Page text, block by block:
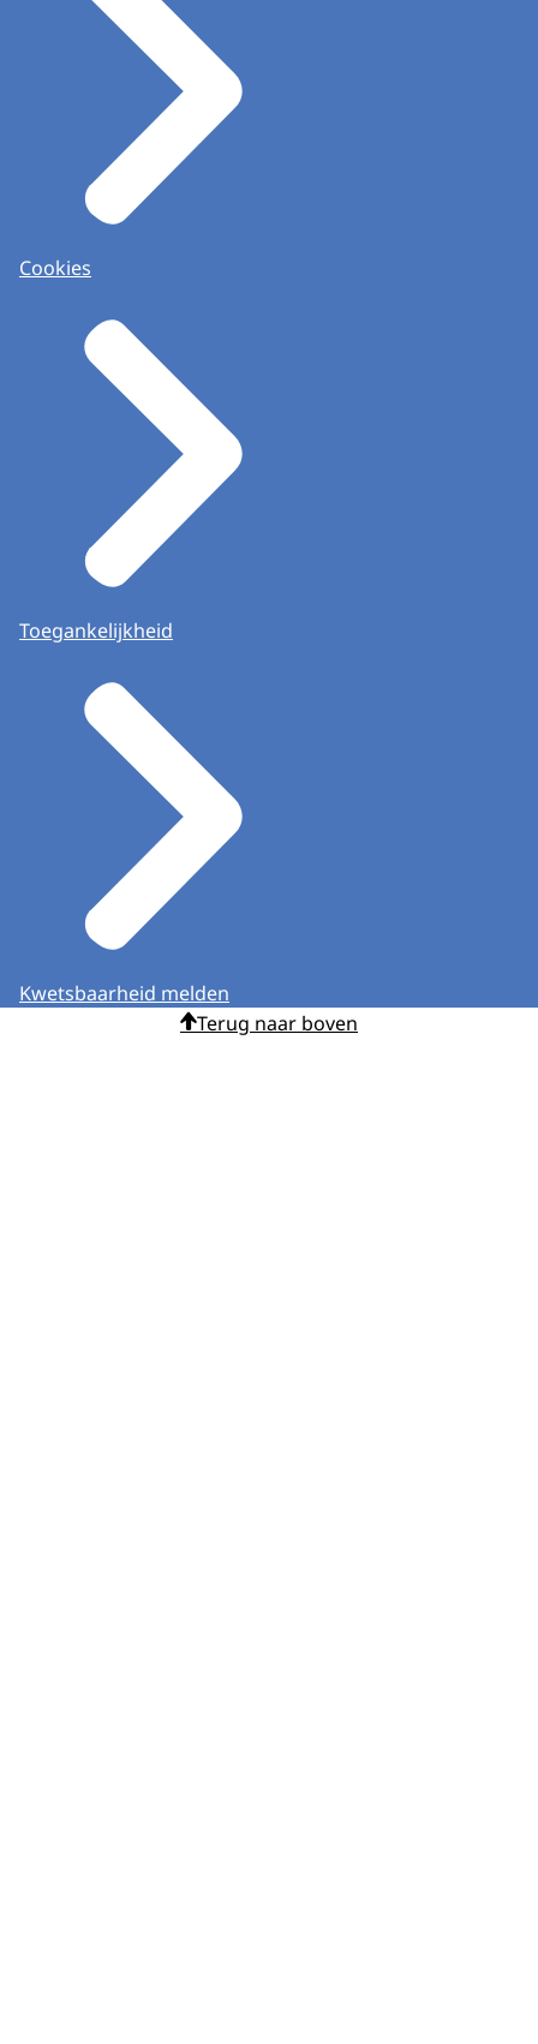
Cookies
Toegankelijkheid
Kwetsbaarheid melden
Terug naar boven